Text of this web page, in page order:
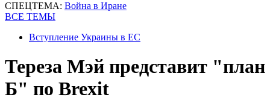
СПЕЦТЕМА: Война в Иране
ВСЕ ТЕМЫ
Вступление Украины в ЕС
Тереза Мэй представит "план
Б" по Brexit